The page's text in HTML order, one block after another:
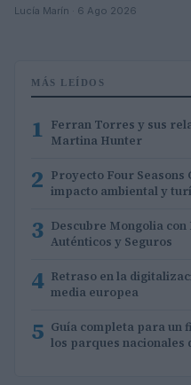
Lucía Marín · 6 Ago 2026
MÁS LEÍDOS
1 Ferran Torres y sus
Martina Hunter
2 Proyecto Four Seasons
impacto ambiental y
3 Descubre Mongolia
Auténticos y Seguros
4 Retraso en la
media europea
5 Guía completa para un
los parques nacionales